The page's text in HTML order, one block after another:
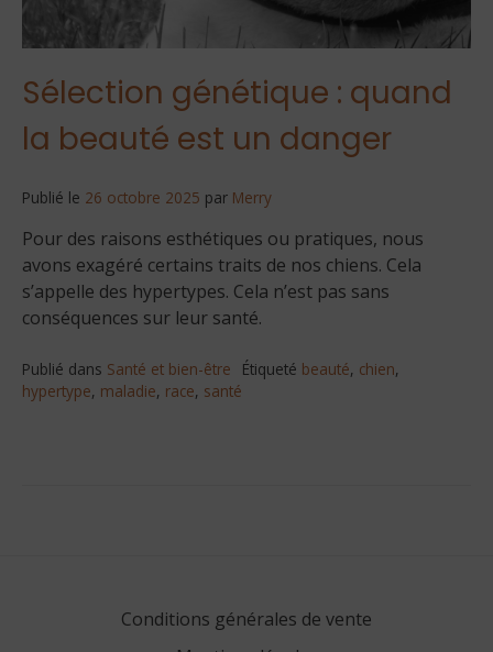
Sélection génétique : quand
la beauté est un danger
Publié le 26 octobre 2025 par Merry
Pour des raisons esthétiques ou pratiques, nous
avons exagéré certains traits de nos chiens. Cela
s’appelle des hypertypes. Cela n’est pas sans
conséquences sur leur santé.
Publié dans Santé et bien-être Étiqueté beauté, chien,
hypertype, maladie, race, santé
Conditions générales de vente